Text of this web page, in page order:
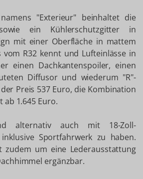
"Exterieur" beinhaltet die
ein Kühlerschutzgitter in
mit einer Oberfläche in mattem
vom R32 kennt und Lufteinlässe in
einen Dachkantenspoiler, einen
Diffusor und wiederum "R"-
Preis 537 Euro, die Kombination
ab 1.645 Euro.
alternativ auch mit 18-Zoll-
Sportfahrwerk zu haben.
zudem um eine Lederausstattung
ergänzbar.